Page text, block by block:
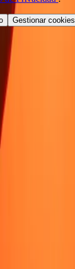
Gestionar cookies